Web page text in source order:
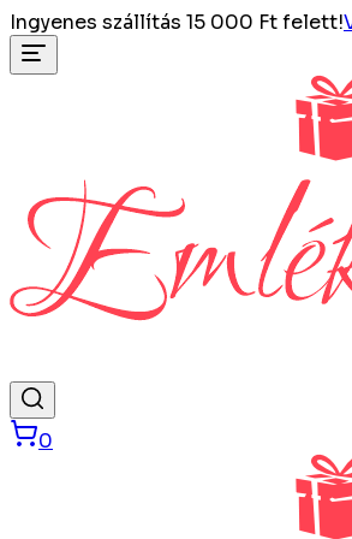
Ingyenes szállítás 15 000 Ft felett!
0